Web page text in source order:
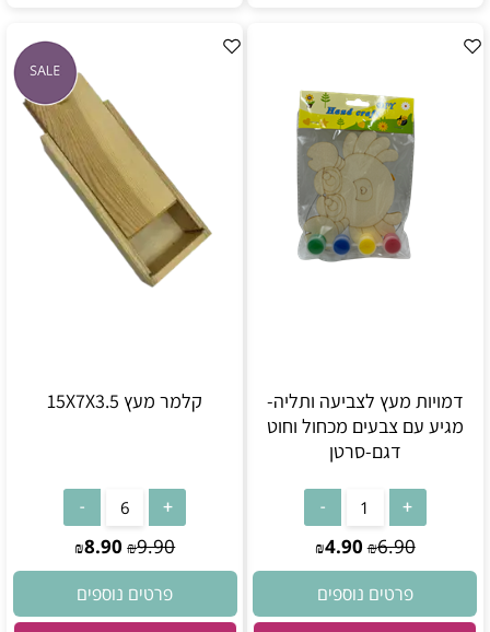
דמויות מעץ לצביעה ותליה-
מגיע עם צבעים מכחול וחוט
דגם-סרטן
₪6.90
₪4.90
פרטים נוספים
קלמר מעץ 15X7X3.5
₪9.90
₪8.90
פרטים נוספים